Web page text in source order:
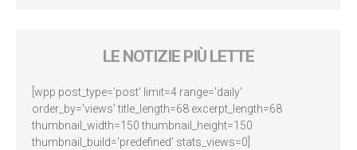
LE NOTIZIE PIÙ LETTE
[wpp post_type='post' limit=4 range='daily'
order_by='views' title_length=68 excerpt_length=68
thumbnail_width=150 thumbnail_height=150
thumbnail_build='predefined' stats_views=0]